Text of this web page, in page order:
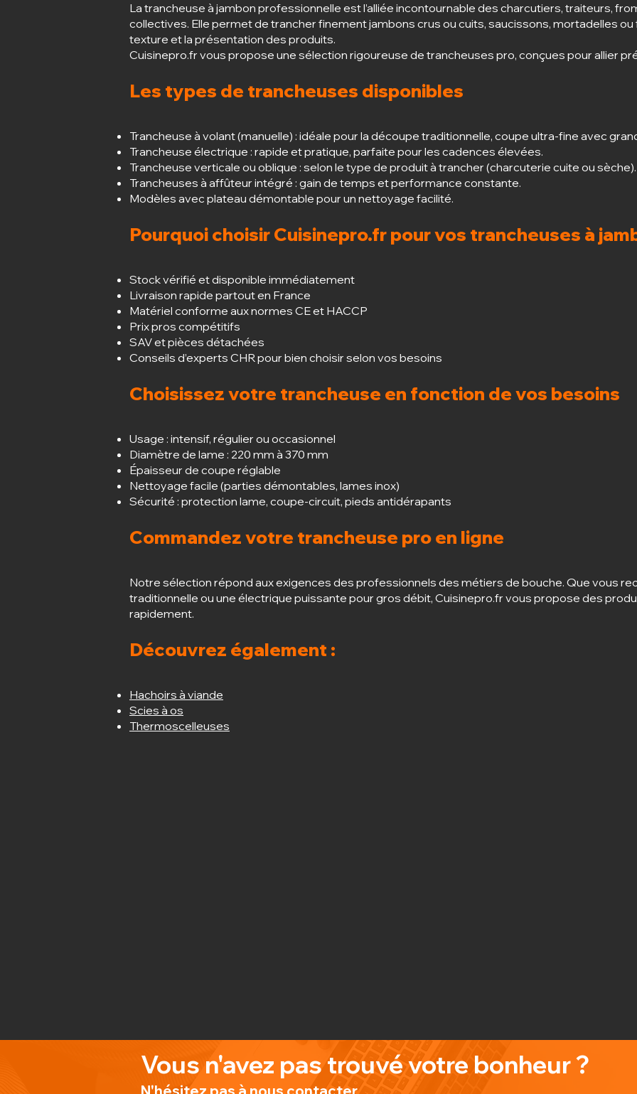
La trancheuse à jambon professionnelle est l’alliée incontournable des charcutiers, traiteurs,
collectives. Elle permet de trancher finement jambons crus ou cuits, saucissons, mortadelles
texture et la présentation des produits.
Cuisinepro.fr vous propose une sélection rigoureuse de trancheuses pro, conçues pour allier
Les types de trancheuses disponibles
Trancheuse à volant (manuelle) : idéale pour la découpe traditionnelle, coupe ultra-fine avec
Trancheuse électrique : rapide et pratique, parfaite pour les cadences élevées.
Trancheuse verticale ou oblique : selon le type de produit à trancher (charcuterie cuite ou sèche).
Trancheuses à affûteur intégré : gain de temps et performance constante.
Modèles avec plateau démontable pour un nettoyage facilité.
Pourquoi choisir Cuisinepro.fr pour vos trancheuses à
Stock vérifié et disponible immédiatement
Livraison rapide partout en France
Matériel conforme aux normes CE et HACCP
Prix pros compétitifs
SAV et pièces détachées
Conseils d’experts CHR pour bien choisir selon vos besoins
Choisissez votre trancheuse en fonction de vos besoins
Usage : intensif, régulier ou occasionnel
Diamètre de lame : 220 mm à 370 mm
Épaisseur de coupe réglable
Nettoyage facile (parties démontables, lames inox)
Sécurité : protection lame, coupe-circuit, pieds antidérapants
Commandez votre trancheuse pro en ligne
Notre sélection répond aux exigences des professionnels des métiers de bouche. Que vous
traditionnelle ou une électrique puissante pour gros débit, Cuisinepro.fr vous propose des
rapidement.
Découvrez également :
Hachoirs à viande
Scies à os
Thermoscelleuses
Vous n'avez pas trouvé votre bonheur ?